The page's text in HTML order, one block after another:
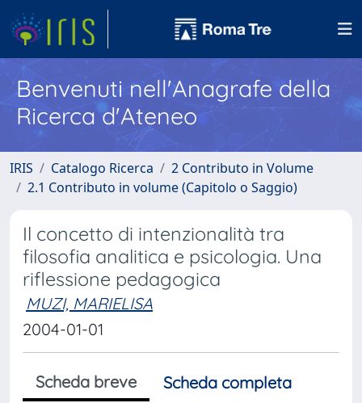
Benvenuti nell'Anagrafe della
Ricerca d'Ateneo
IRIS Catalogo Ricerca
2 Contributo in Volume
2.1 Contributo in volume (Capitolo o Saggio)
Il concetto di intenzionalità tra
filosofia analitica e psicologia. Una
riflessione pedagogica
MUZI, MARIELISA
2004-01-01
Scheda breve
Scheda completa